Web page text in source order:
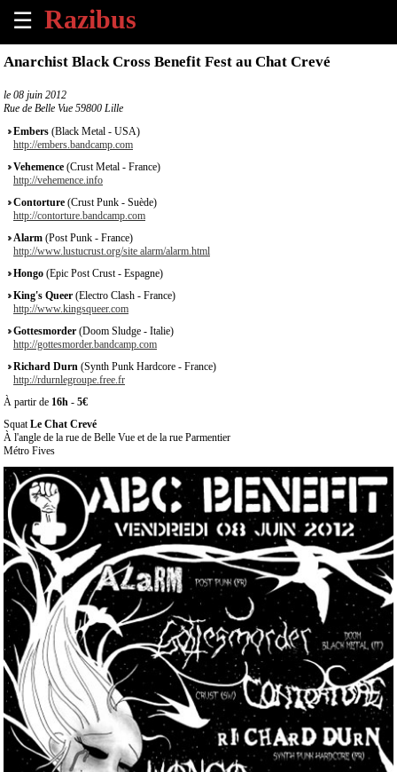
☰
×
Tous
les
évènements
à
venir
Annoncer
un
évènement
Contact
À
propos
Anarchist Black Cross Benefit Fest au Chat Crevé
le 08 juin 2012
Rue de Belle Vue 59800 Lille
Embers (Black Metal - USA)
http://embers.bandcamp.com
Vehemence (Crust Metal - France)
http://vehemence.info
Contorture (Crust Punk - Suède)
http://contorture.bandcamp.com
Alarm (Post Punk - France)
http://www.lustucrust.org/site alarm/alarm.html
Hongo (Epic Post Crust - Espagne)
King's Queer (Electro Clash - France)
http://www.kingsqueer.com
Gottesmorder (Doom Sludge - Italie)
http://gottesmorder.bandcamp.com
Richard Durn (Synth Punk Hardcore - France)
http://rdurnlegroupe.free.fr
À partir de 16h - 5€
SquatLe Chat Crevé
À l'angle de la rue de Belle Vue et de la rue Parmentier
Métro Fives